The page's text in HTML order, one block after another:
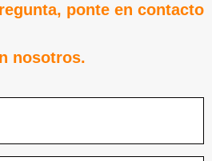
ponte en contacto
nosotros.